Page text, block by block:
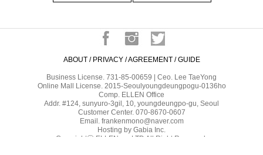
ABOUT / PRIVACY /AGREEMENT / GUIDE
Business License. 731-85-00659 | Ceo. Lee TaeYong
Online Mall License. 2015-Seoulyoungdeungpogu-0136ho
Comp. ELLEN Office
Addr. #124, sunyuro-3gil, 10, youngdeungpo-gu, Seoul
Customer Center. 070-8670-0607
Email. frankenmono@naver.com
Hosting by Gabia Inc.
Copyrightⓒ ELLEN co.,LTD All Right Reserved.